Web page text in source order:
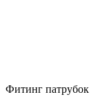
Фитинг патрубок